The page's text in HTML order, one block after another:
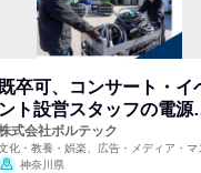
既卒可、コンサート・イ
ント設営スタッフの電源
式会社ボルテック
化・教養・娯楽、広告・メディア・マ
、電力・ガス・水道・エネルギー
神奈川県